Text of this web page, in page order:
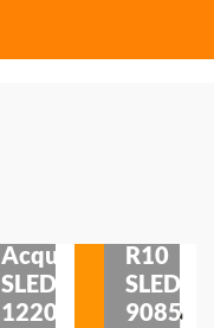
Acqua
SLED
1220
R10
SLED
9085